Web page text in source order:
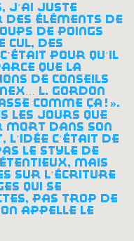
j’ai juste
éléments de
de poings
cul, des
pour qu’il
que là
de conseils
l. gordon
comme ça ! ».
les jours que
mort dans son
c’était de
le style de
mais
sur l’écriture
qui se
pas trop de
appelle le